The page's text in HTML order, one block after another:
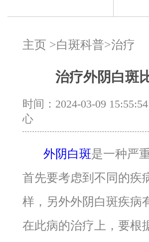
主页 >白斑科普>治疗
治疗外阴白斑
时间：2024-03-09 15:55:54
心
外阴白斑是一种严
首先要考虑到不同的疾
样，另外外阴白斑疾病
在此病的治疗上，要根